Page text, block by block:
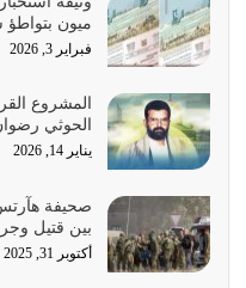
هل نحن من الصالحين؟
وأعرض نفسك، وأعرض ما
يوليو 27, 2026
عندما يكون عدوك هو عدو
فيه كثيرة وسينصرك الله
يوليو 26, 2026
أراد الله لهذه الأمة ان
بالأمر بالمعروف والنهي
ميون
فبراير 3, 2026
المشروع
الحوثي
يناير 14, 2026
بين قتيل
أكتوبر 31, 2025